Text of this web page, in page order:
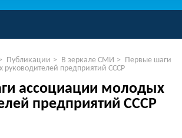
Публикации > В зеркале СМИ > Первые шаги
предприятий СССР
ассоциации молодых
предприятий СССР